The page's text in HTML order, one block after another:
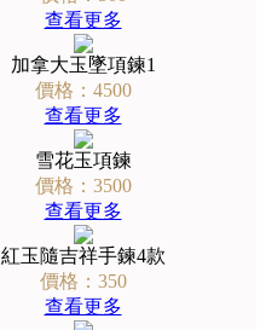
查看更多
加拿大玉墜項鍊1
價格：4500
查看更多
雪花玉項鍊
價格：3500
查看更多
紅玉隨吉祥手鍊4款
價格：350
查看更多